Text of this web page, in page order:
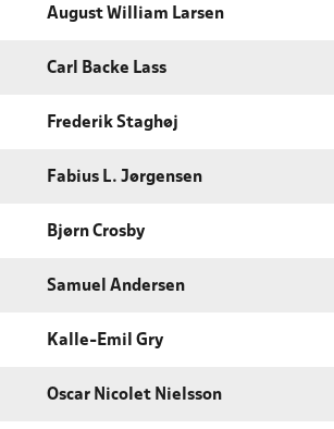
August William Larsen
Carl Backe Lass
Frederik Staghøj
Fabius L. Jørgensen
Bjørn Crosby
Samuel Andersen
Kalle-Emil Gry
Oscar Nicolet Nielsson